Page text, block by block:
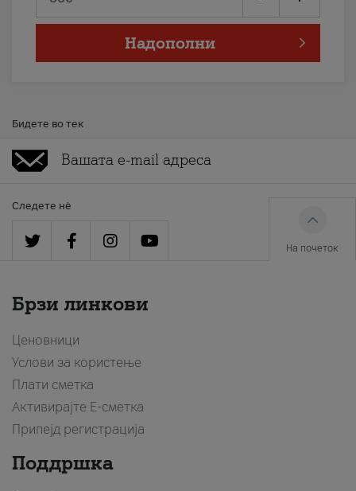
Надополни
Бидете во тек
Следете нè
На почеток
Брзи линкови
Ценовници
Услови за користење
Плати сметка
Активирајте Е-сметка
Припејд регистрација
Поддршка